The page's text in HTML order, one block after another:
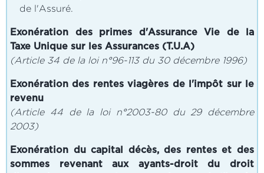
de l'Assuré.
Exonération des primes d'Assurance Vie de la
Taxe Unique sur les Assurances (T.U.A)
(Article 34 de la loi n°96-113 du 30 décembre 1996)
Exonération des rentes viagères de l'impôt sur le
revenu
(Article 44 de la loi n°2003-80 du 29 décembre
2003)
Exonération du capital décès, des rentes et des
sommes revenant aux ayants-droit du droit